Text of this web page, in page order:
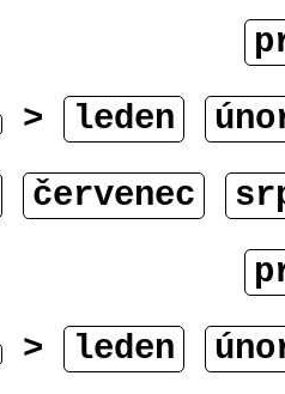
> leden
červenec
> leden